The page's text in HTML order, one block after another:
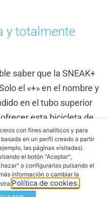
y totalmente
saber que la SNEAK+
el «+» en el nombre y
en el tubo superior
esta bicicleta de
pero ligera,
e incluye un sistema
eléctrica versátil
de una gran
con fines analíticos y para
en un perfil creado a partir
las páginas visitadas).
el botón "Aceptar",
o configurarlas pulsando el
información o cambiar la
Política de cookies.